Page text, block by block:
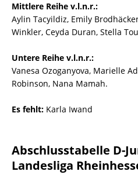
Mittlere Reihe v.l.n.r.:
Aylin Tacyildiz, Emily
Winkler, Ceyda Duran, Stella
Untere Reihe v.l.n.r.:
Vanesa Ozoganyova, Marielle
Robinson, Nana Mamah.
Es fehlt: Karla Iwand
Abschlusstabelle D-
Landesliga